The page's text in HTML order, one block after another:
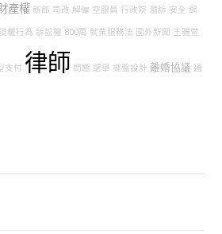
產權 新郎 司改 解僱 空服員 行政院 濫訴 安全 網
權行為 訴訟權 800萬 就業服務法 國外新聞 王雅萱
支付 律師 問題 選舉 擺盤設計 離婚協議 通